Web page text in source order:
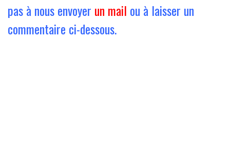
pas à nous envoyer un mail ou à laisser un
commentaire ci-dessous.